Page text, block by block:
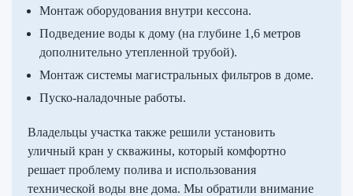
Монтаж оборудования внутри кессона.
Подведение воды к дому (на глубине 1,6 метров
дополнительно утепленной трубой).
Монтаж системы магистральных фильтров в доме.
Пуско-наладочные работы.
Владельцы участка также решили установить
уличный кран у скважины, который комфортно
решает проблему полива и использования
технической воды вне дома. Мы обратили внимание